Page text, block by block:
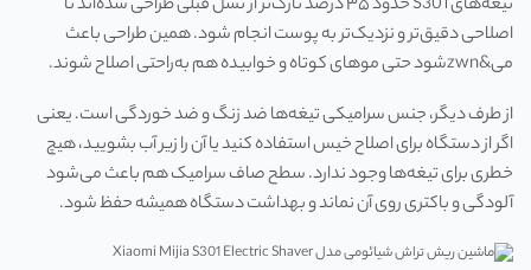
اصلاحی دقیق‌تر و نزدیک‌تر به پوست انجام شود. همین طراحی باعث
می&zwn‌شود حتی موهای کوتاه و خوابیده هم به‌راحتی اصلاح شوند.
از طرف دیگر، جنس سرامیکی تیغه‌ها ضد زنگ و ضد خوردگی است. یعنی
اگر از دستگاه برای اصلاح خیس استفاده کنید یا آن را زیر آب بشویید، هیچ
خطری برای تیغه‌ها وجود ندارد. سطح صاف سرامیک هم باعث می‌شود
آلودگی و باکتری روی آن نماند و بهداشت دستگاه همیشه حفظ شود.